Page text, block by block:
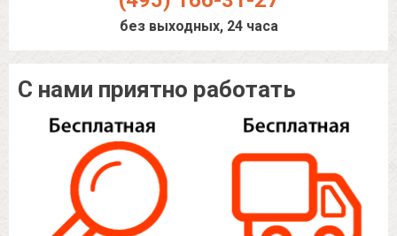
без выходных, 24 часа
С нами приятно работать